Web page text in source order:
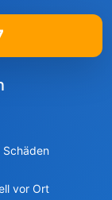
Schäden
vor Ort